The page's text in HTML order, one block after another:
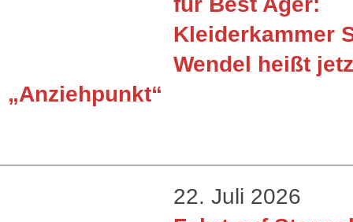
Kleiderkammer
Wendel heißt
„Anziehpunkt“
22. Juli 2026